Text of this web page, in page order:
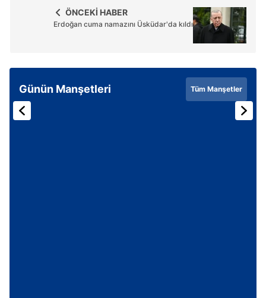
ÖNCEKİ HABER
Erdoğan cuma namazını Üsküdar'da kıldı
Günün Manşetleri Tüm Manşetler